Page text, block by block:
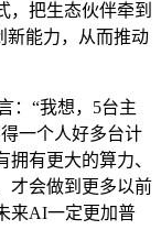
，把生态伙伴牵到
新能力，从而推动
“我想，5台主
一个人好多台计
有更大的算力、
才会做到更多以前
来AI一定更加普